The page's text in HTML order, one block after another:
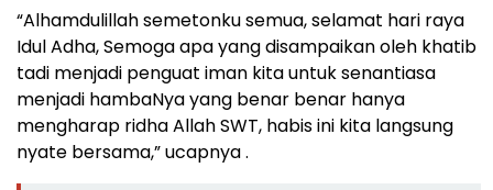
“Alhamdulillah semetonku semua, selamat hari raya
Idul Adha, Semoga apa yang disampaikan oleh khatib
tadi menjadi penguat iman kita untuk senantiasa
menjadi hambaNya yang benar benar hanya
mengharap ridha Allah SWT, habis ini kita langsung
nyate bersama,” ucapnya .